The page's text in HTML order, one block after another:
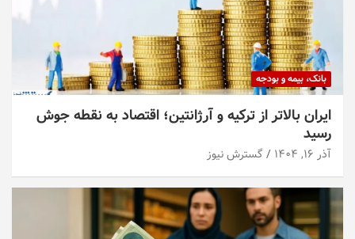
بانک، بیمه و بودجه
ایران بالاتر از ترکیه و آرژانتین؛ اقتصاد به نقطه جوش
رسید
آذر ۱۶, ۱۴۰۴ گسترش نیوز